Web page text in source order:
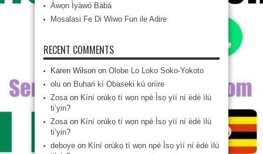
Àwọn Ìyàwó Bàbá
Mosalasi Fe Di Wiwo Fun ile Adire
RECENT COMMENTS
Karen Wilson on Olobe Lo Loko Soko-Yokoto
olu on Buhari kí Obaseki kú oríire
Zosa on Kíní orúkọ tí wọn npè Ìsọ yìí ní èdè ìlú
ti’yin?
Zosa on Kíní orúkọ tí wọn npè Ìsọ yìí ní èdè ìlú
ti’yin?
deboye on Kíní orúkọ tí wọn npè Ìsọ yìí ní èdè ìlú